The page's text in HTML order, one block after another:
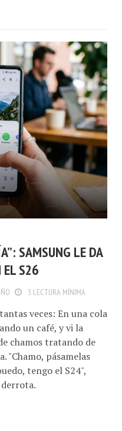
SAMSUNG LE DA
EL S26
3 LECTURA MÍNIMA
veces: En una cola
un café, y vi la
chamos tratando de
"Chamo, pásamelas
tengo el S24",